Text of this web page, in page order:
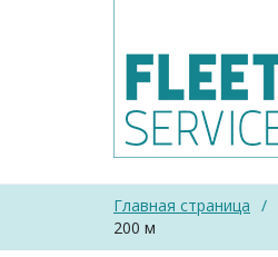
Главная страница /
200 м